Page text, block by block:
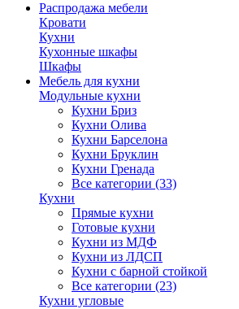
Распродажа мебели
Кровати
Кухни
Кухонные шкафы
Шкафы
Мебель для кухни
Модульные кухни
Кухни Бриз
Кухни Олива
Кухни Барселона
Кухни Бруклин
Кухни Гренада
Все категории (33)
Кухни
Прямые кухни
Готовые кухни
Кухни из МДФ
Кухни из ЛДСП
Кухни с барной стойкой
Все категории (23)
Кухни угловые